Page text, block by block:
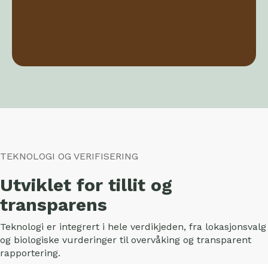
TEKNOLOGI OG VERIFISERING
Utviklet for tillit og
transparens
Teknologi er integrert i hele verdikjeden, fra lokasjonsvalg
og biologiske vurderinger til overvåking og transparent
rapportering.